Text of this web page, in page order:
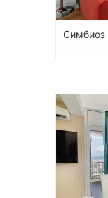
Симбиоз